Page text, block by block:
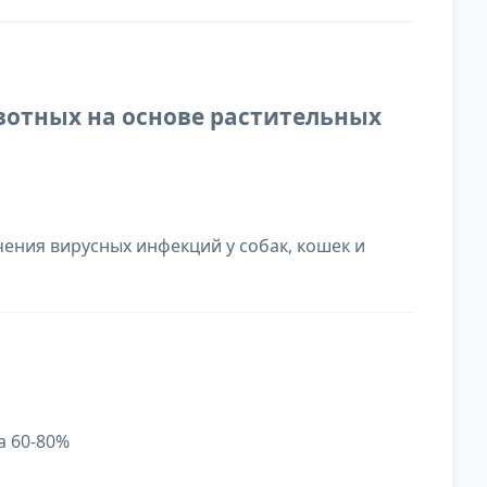
на основе растительных
вирусных инфекций у собак, кошек и
60-80%